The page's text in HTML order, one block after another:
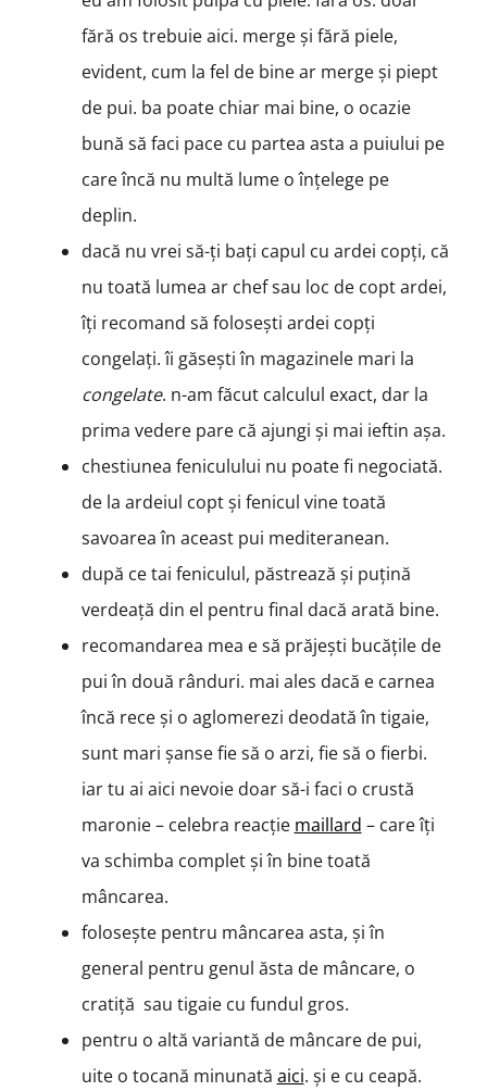
fără os trebuie aici. merge și fără piele,
evident, cum la fel de bine ar merge și piept
de pui. ba poate chiar mai bine, o ocazie
bună să faci pace cu partea asta a puiului pe
care încă nu multă lume o înțelege pe
deplin.
dacă nu vrei să-ți bați capul cu ardei copți, că
nu toată lumea ar chef sau loc de copt ardei,
îți recomand să folosești ardei copți
congelați. îi găsești în magazinele mari la
congelate. n-am făcut calculul exact, dar la
prima vedere pare că ajungi și mai ieftin așa.
chestiunea feniculului nu poate fi negociată.
de la ardeiul copt și fenicul vine toată
savoarea în aceast pui mediteranean.
după ce tai feniculul, păstrează și puțină
verdeață din el pentru final dacă arată bine.
recomandarea mea e să prăjești bucățile de
pui în două rânduri. mai ales dacă e carnea
încă rece și o aglomerezi deodată în tigaie,
sunt mari șanse fie să o arzi, fie să o fierbi.
iar tu ai aici nevoie doar să-i faci o crustă
maronie – celebra reacție maillard – care îți
va schimba complet și în bine toată
mâncarea.
folosește pentru mâncarea asta, și în
general pentru genul ăsta de mâncare, o
cratiță sau tigaie cu fundul gros.
pentru o altă variantă de mâncare de pui,
uite o tocană minunată aici. și e cu ceapă.